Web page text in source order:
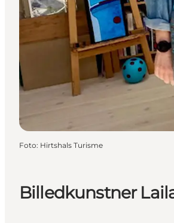
Billedkunstner
Foto: Hirtshals Turisme